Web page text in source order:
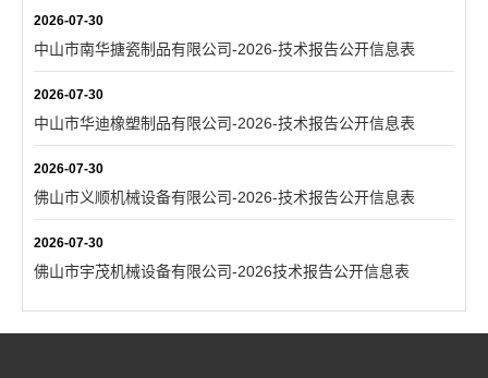
2026-07-30
中山市南华搪瓷制品有限公司-2026-技术报告公开信息表
2026-07-30
中山市华迪橡塑制品有限公司-2026-技术报告公开信息表
2026-07-30
佛山市义顺机械设备有限公司-2026-技术报告公开信息表
2026-07-30
佛山市宇茂机械设备有限公司-2026技术报告公开信息表